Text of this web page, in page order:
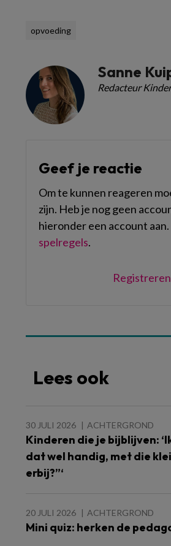
opvoeding
Sanne
Redacteur
Geef je reactie
Om te kunnen reageren
zijn. Heb je nog geen
hieronder een account aan.
spelregels.
Registreren
Lees ook
30 JULI 2026 ACHTERGROND
Kinderen die je bijblijven:
dat wel handig, met die
erbij?”‘
20 JULI 2026 ACHTERGROND
Mini quiz: herken de